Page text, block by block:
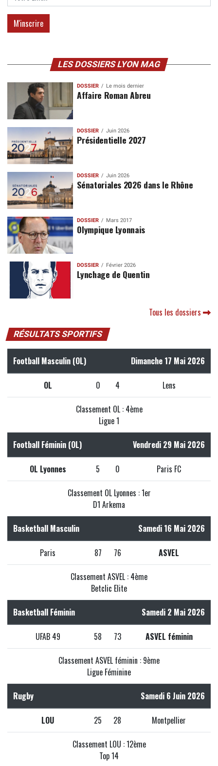
LES DOSSIERS LYON MAG
DOSSIER Le mois dernier
Affaire Roman Abreu
DOSSIER Juin 2026
Présidentielle 2027
DOSSIER Juin 2026
Sénatoriales 2026 dans le Rhône
DOSSIER Mars 2017
Olympique Lyonnais
DOSSIER Février 2026
Lynchage de Quentin
Tous les dossiers
RÉSULTATS SPORTIFS
Football Masculin (OL) Dimanche 17 Mai 2026
OL 0 4 Lens
Classement OL : 4ème
Ligue 1
Football Féminin (OL) Vendredi 29 Mai 2026
OL Lyonnes 5 0 Paris FC
Classement OL Lyonnes : 1er
D1 Arkema
Basketball Masculin Samedi 16 Mai 2026
Paris 87 76 ASVEL
Classement ASVEL : 4ème
Betclic Elite
Basketball Féminin Samedi 2 Mai 2026
UFAB 49 58 73 ASVEL féminin
Classement ASVEL féminin : 9ème
Ligue Féminine
Rugby Samedi 6 Juin 2026
LOU 25 28 Montpellier
Classement LOU : 12ème
Top 14